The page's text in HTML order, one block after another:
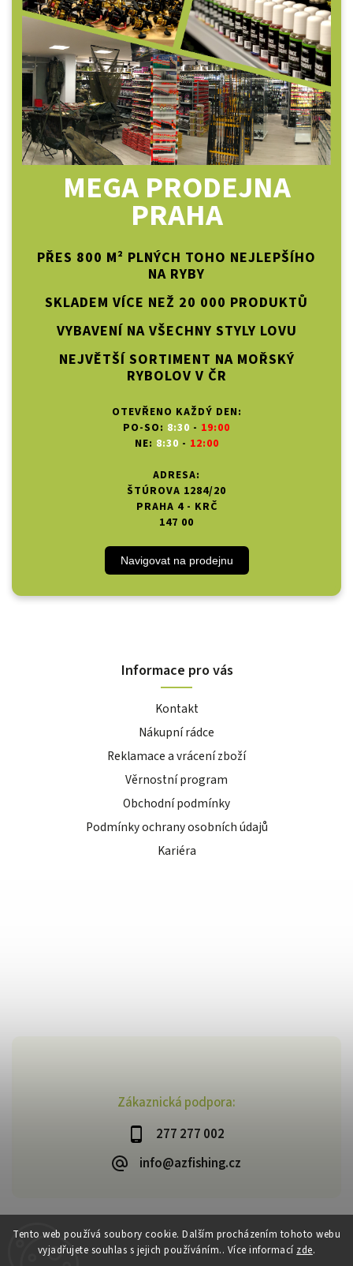
Tento web používá soubory cookie. Dalším procházením tohoto webu
vyjadřujete souhlas s jejich používáním.. Více informací zde.
Zákaznická podpora:
277 277 002
info@azfishing.cz
MEGA PRODEJNA
PRAHA
PŘES 800 M² PLNÝCH TOHO NEJLEPŠÍHO
NA RYBY
SKLADEM VÍCE NEŽ 20 000 PRODUKTŮ
VYBAVENÍ NA VŠECHNY STYLY LOVU
NEJVĚTŠÍ SORTIMENT NA MOŘSKÝ
RYBOLOV V ČR
OTEVŘENO KAŽDÝ DEN:
PO-SO: 8:30 - 19:00
NE: 8:30 - 12:00
ADRESA:
ŠTÚROVA 1284/20
PRAHA 4 - KRČ
147 00
Navigovat na prodejnu
Informace pro vás
Kontakt
Nákupní rádce
Reklamace a vrácení zboží
Věrnostní program
Obchodní podmínky
Podmínky ochrany osobních údajů
Kariéra
Copyright 2026AzFishing.cz. Všechna práva vyhrazena.